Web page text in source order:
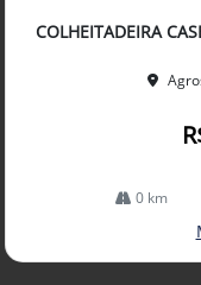
arti
lhe
COLHEITADEIRA
0 km